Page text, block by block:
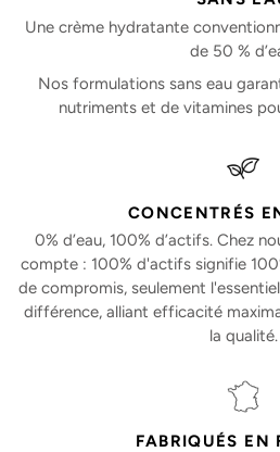
Une crème hydratante
de 50 %
Nos formulations sans eau
nutriments et de vitamines
CONCENTRÉS
0% d’eau, 100% d’actifs. Chez
compte : 100% d'actifs signifie
de compromis, seulement
différence, alliant efficacité
la qualité.
FABRIQUÉS EN